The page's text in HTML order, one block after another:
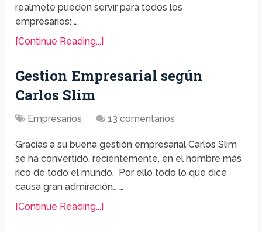
realmete pueden servir para todos los
empresarios: …
[Continue Reading...]
Gestion Empresarial según
Carlos Slim
Empresarios 13 comentarios
Gracias a su buena gestión empresarial Carlos Slim
se ha convertido, recientemente, en el hombre más
rico de todo el mundo. Por ello todo lo que dice
causa gran admiración… …
[Continue Reading...]